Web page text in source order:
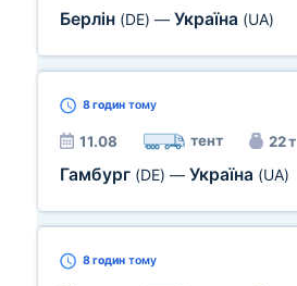
Берлін (DE) — Україна (UA)
8 годин тому
11.08 тент 22 т
Гамбург (DE) — Україна (UA)
8 годин тому